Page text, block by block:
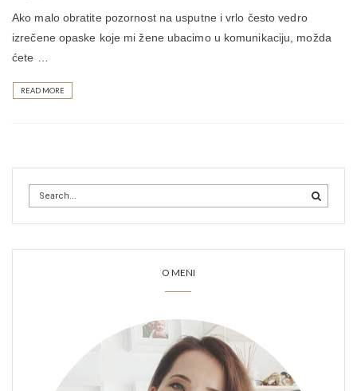
Ako malo obratite pozornost na usputne i vrlo često vedro
izrečene opaske koje mi žene ubacimo u komunikaciju, možda
ćete …
READ MORE
O MENI